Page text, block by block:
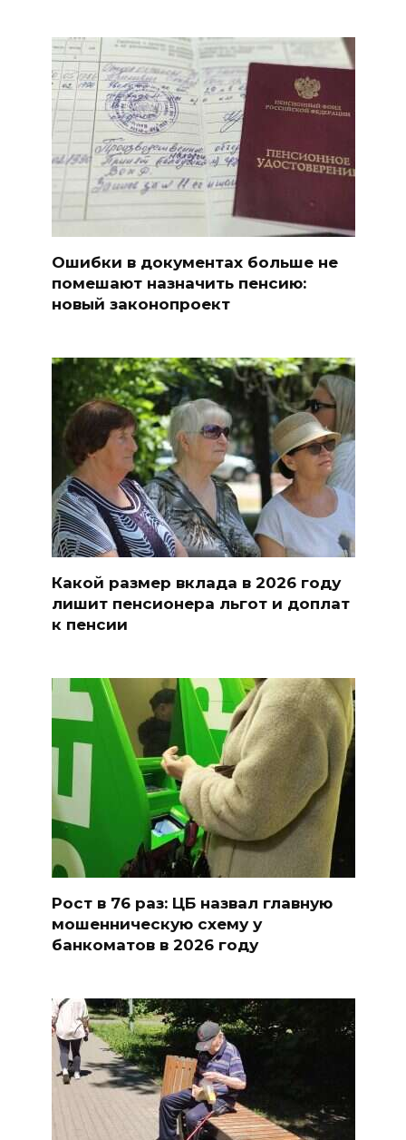
Ошибки в документах больше не
помешают назначить пенсию:
новый законопроект
Какой размер вклада в 2026 году
лишит пенсионера льгот и доплат
к пенсии
Рост в 76 раз: ЦБ назвал главную
мошенническую схему у
банкоматов в 2026 году